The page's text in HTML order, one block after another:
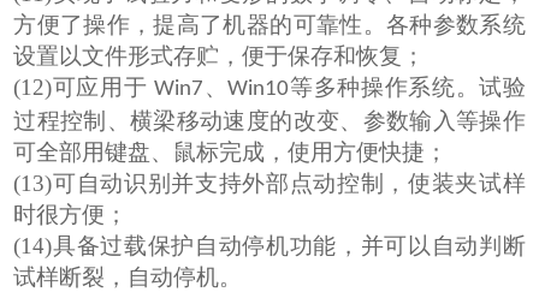
方便了操作，提高了机器的可靠性。各种参数系统
设置以文件形式存贮，便于保存和恢复；
(12)可应用于Win7 、Win10等多种操作系统。试验
过程控制、横梁移动速度的改变、参数输入等操作
可全部用键盘、鼠标完成，使用方便快捷；
(13)可自动识别并支持外部点动控制，使装夹试样
时很方便；
(14)具备过载保护自动停机功能，并可以自动判断
试样断裂，自动停机。